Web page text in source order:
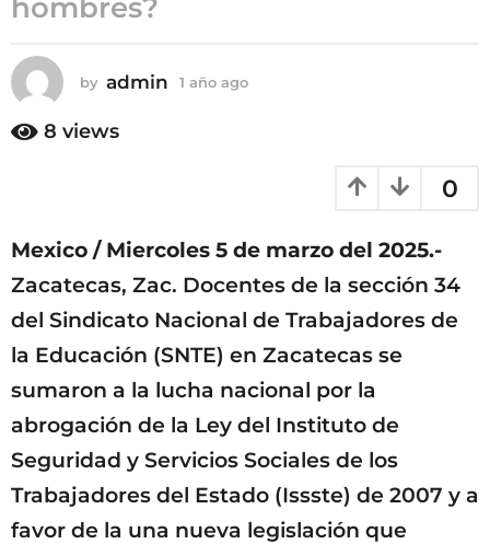
ñ
a
g
o
hombres?
by admin 1 año ago
8 views
0
Mexico / Miercoles 5 de marzo del 2025.-
Zacatecas, Zac. Docentes de la sección 34
del Sindicato Nacional de Trabajadores de
la Educación (SNTE) en Zacatecas se
sumaron a la lucha nacional por la
abrogación de la Ley del Instituto de
Seguridad y Servicios Sociales de los
Trabajadores del Estado (Issste) de 2007 y a
favor de la una nueva legislación que